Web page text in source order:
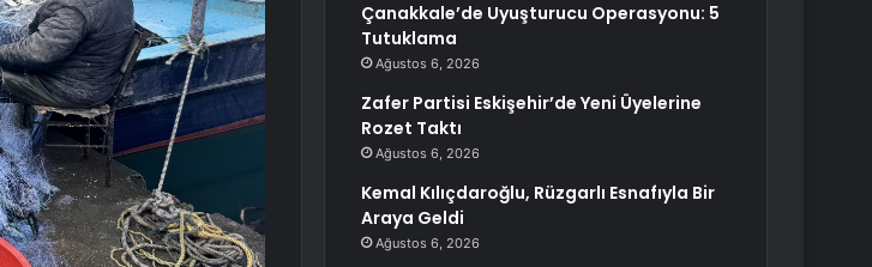
Çanakkale’de Uyuşturucu Operasyonu: 5
Tutuklama
Ağustos 6, 2026
Zafer Partisi Eskişehir’de Yeni Üyelerine
Rozet Taktı
Ağustos 6, 2026
Kemal Kılıçdaroğlu, Rüzgarlı Esnafıyla Bir
Araya Geldi
Ağustos 6, 2026